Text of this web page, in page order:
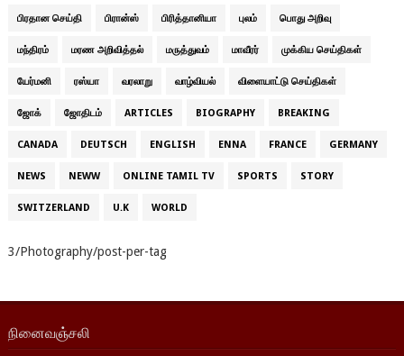
பிரதான செய்தி பிரான்ஸ் பிரித்தானியா புலம் பொது அறிவு
மந்திரம் மரண அறிவித்தல் மருத்துவம் மாவீரர் முக்கிய செய்திகள்
யேர்மனி ரஸ்யா வரலாறு வாழ்வியல் விளையாட்டு செய்திகள்
ஜோக் ஜோதிடம் ARTICLES BIOGRAPHY BREAKING
CANADA DEUTSCH ENGLISH ENNA FRANCE GERMANY
NEWS NEWW ONLINE TAMIL TV SPORTS STORY
SWITZERLAND U.K WORLD
3/Photography/post-per-tag
நினைவஞ்சலி